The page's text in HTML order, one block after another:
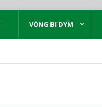
VÒNG BI DYM